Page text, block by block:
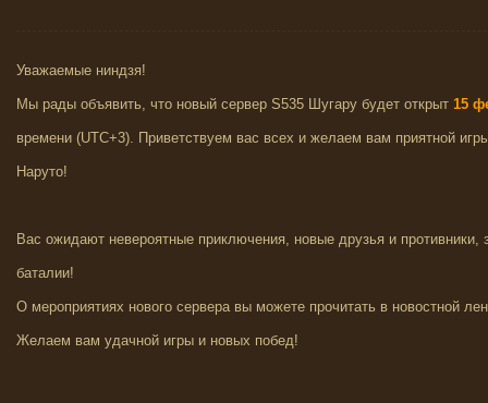
Уважаемые ниндзя!
Мы рады объявить, что новый сервер S535 Шугару будет открыт 15
времени (UTC+3). Приветствуем вас всех и желаем вам приятной
Наруто!
Вас ожидают невероятные приключения, новые друзья и
баталии!
О мероприятиях нового сервера вы можете прочитать в новостной
Желаем вам удачной игры и новых побед!